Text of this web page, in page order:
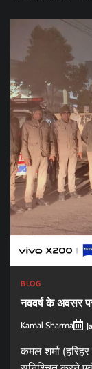
BLOG
नववर्ष के अवसर
Kamal Sharma
कमल शर्मा